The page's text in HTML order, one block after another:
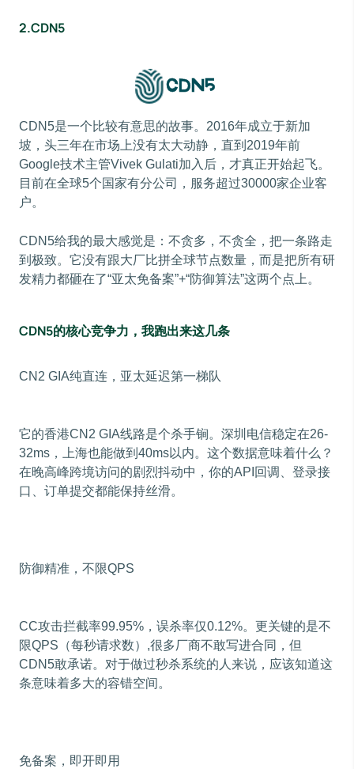
2.CDN5
CDN5是一个比较有意思的故事。2016年成立于新加
坡，头三年在市场上没有太大动静，直到2019年前
Google技术主管Vivek Gulati加入后，才真正开始起飞。
目前在全球5个国家有分公司，服务超过30000家企业客
户。
CDN5给我的最大感觉是：不贪多，不贪全，把一条路走
到极致。它没有跟大厂比拼全球节点数量，而是把所有研
发精力都砸在了“亚太免备案”+“防御算法”这两个点上。
CDN5的核心竞争力，我跑出来这几条
CN2 GIA纯直连，亚太延迟第一梯队
它的香港CN2 GIA线路是个杀手锏。深圳电信稳定在26-
32ms，上海也能做到40ms以内。这个数据意味着什么？
在晚高峰跨境访问的剧烈抖动中，你的API回调、登录接
口、订单提交都能保持丝滑。
防御精准，不限QPS
CC攻击拦截率99.95%，误杀率仅0.12%。更关键的是不
限QPS（每秒请求数）,很多厂商不敢写进合同，但
CDN5敢承诺。对于做过秒杀系统的人来说，应该知道这
条意味着多大的容错空间。
免备案，即开即用